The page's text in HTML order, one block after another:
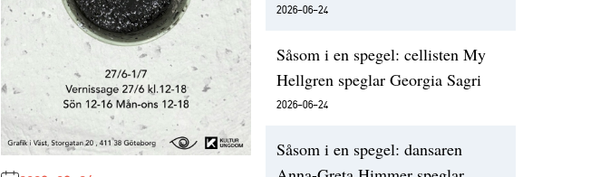
2026-06-24
Såsom i en spegel: cellisten My
Hellgren speglar Georgia Sagri
2026-06-24
Såsom i en spegel: dansaren